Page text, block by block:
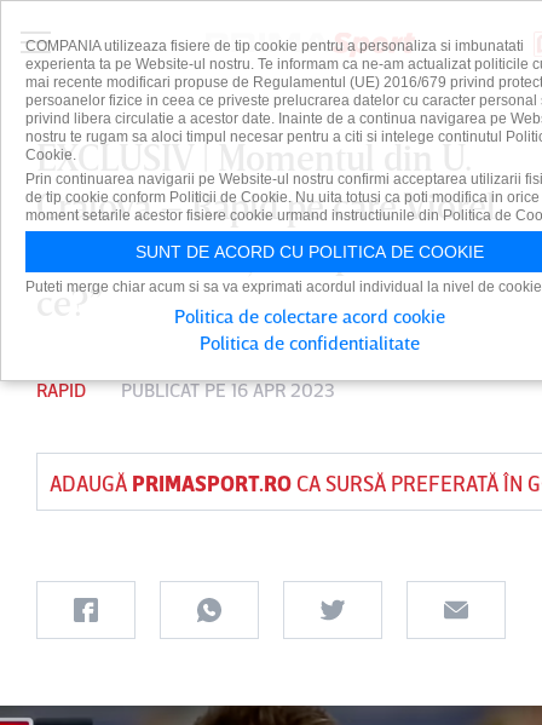
EXCLUSIV | Momentul din U.
Craiova – Rapid pe care Viorel
Moldovan nu şi-l explică: ”De
ce?”
RAPID PUBLICAT PE 16 APR 2023
ADAUGĂ PRIMASPORT.ROCA SURSĂ PREFERATĂ ÎN
COMPANIA utilizeaza fisiere de tip cookie pentru a personaliza si imbunatati
experienta ta pe Website-ul nostru. Te informam ca ne-am actualizat politicile
mai recente modificari propuse de Regulamentul (UE) 2016/679 privind
persoanelor fizice in ceea ce priveste prelucrarea datelor cu caracter personal
privind libera circulatie a acestor date. Inainte de a continua navigarea pe
nostru te rugam sa aloci timpul necesar pentru a citi si intelege continutul
Cookie.
Prin continuarea navigarii pe Website-ul nostru confirmi acceptarea utilizarii
de tip cookie conform Politicii de Cookie. Nu uita totusi ca poti modifica in orice
moment setarile acestor fisiere cookie urmand instructiunile din Politica de
SUNT DE ACORD CU POLITICA DE COOKIE
Puteti merge chiar acum si sa va exprimati acordul individual la nivel de
Politica de colectare acord cookie
Politica de confidentialitate